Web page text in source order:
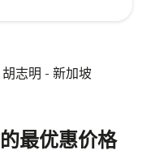
胡志明 - 新加坡
最优惠价格